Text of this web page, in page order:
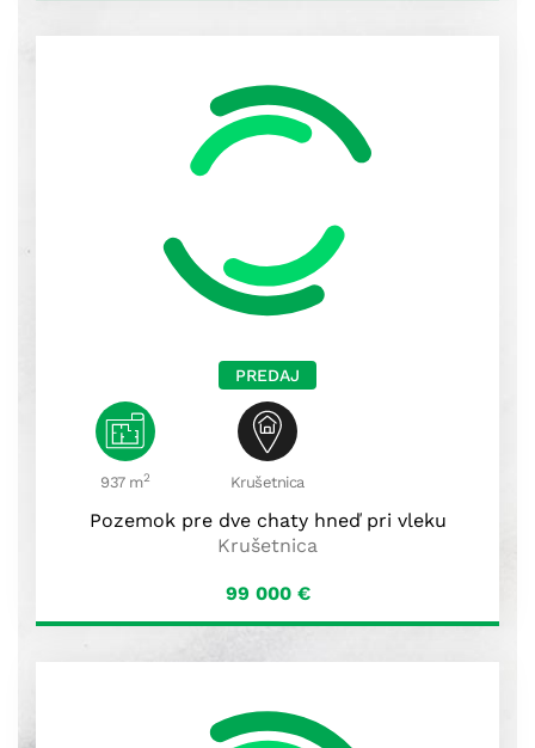
PREDAJ
937 m2 Krušetnica
Pozemok pre dve chaty hneď pri vleku
Krušetnica
99 000 €